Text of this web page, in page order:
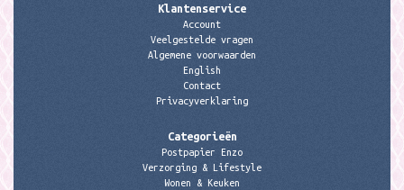
Klantenservice
Account
Veelgestelde vragen
Algemene voorwaarden
English
Contact
Privacyverklaring
Categorieën
Postpapier Enzo
Verzorging & Lifestyle
Wonen & Keuken